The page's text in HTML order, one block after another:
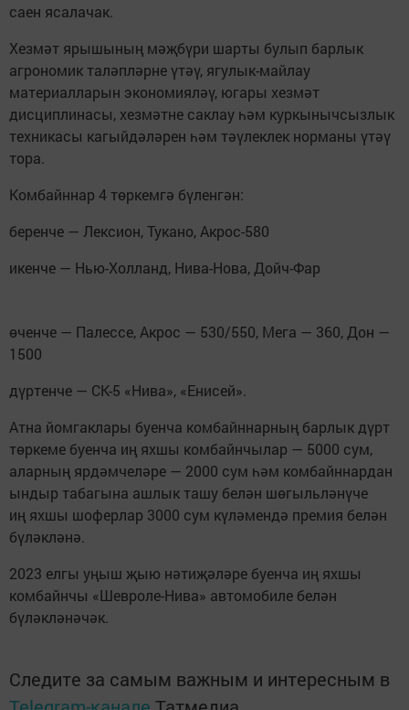
саен ясалачак.
Хезмәт ярышының мәҗбүри шарты булып барлык
агрономик таләпләрне үтәү, ягулык-майлау
материалларын экономияләү, югары хезмәт
дисциплинасы, хезмәтне саклау һәм куркынычсызлык
техникасы кагыйдәләрен һәм тәүлеклек норманы үтәү
тора.
Комбайннар 4 төркемгә бүленгән:
беренче — Лексион, Тукано, Акрос-580
икенче — Нью-Холланд, Нива-Нова, Дойч-Фар
өченче — Палессе, Акрос — 530/550, Мега — 360, Дон —
1500
дүртенче — СК-5 «Нива», «Енисей».
Атна йомгаклары буенча комбайннарның барлык дүрт
төркеме буенча иң яхшы комбайнчылар — 5000 сум,
аларның ярдәмчеләре — 2000 сум һәм комбайннардан
ындыр табагына ашлык ташу белән шөгыльләнүче
иң яхшы шоферлар 3000 сум күләмендә премия белән
бүләкләнә.
2023 елгы уңыш җыю нәтиҗәләре буенча иң яхшы
комбайнчы «Шевроле-Нива» автомобиле белән
бүләкләнәчәк.
Следите за самым важным и интересным в